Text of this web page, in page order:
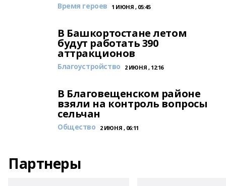
Время героев 1 ИЮНЯ , 05:45
В Башкортостане летом
будут работать 390
аттракционов
Благоустройство 2 ИЮНЯ , 12:16
В Благовещенском районе
взяли на контроль вопросы
сельчан
Общество 2 ИЮНЯ , 06:11
Партнеры